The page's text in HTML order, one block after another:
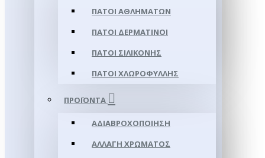
ΠΆΤΟΙ ΑΘΛΗΜΆΤΩΝ
ΠΆΤΟΙ ΔΕΡΜΆΤΙΝΟΙ
ΠΆΤΟΙ ΣΙΛΙΚΌΝΗΣ
ΠΆΤΟΙ ΧΛΩΡΟΦΎΛΛΗΣ
ΠΡΟΪΌΝΤΑ
ΑΔΙΑΒΡΟΧΟΠΟΊΗΣΗ
ΑΛΛΑΓΉ ΧΡΏΜΑΤΟΣ